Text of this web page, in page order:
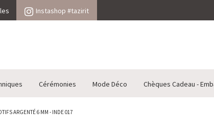
Instashop #tazirit
Cérémonies Mode Déco Chèques Cadeau -
ARGENTÉ 6 MM - INDE 017